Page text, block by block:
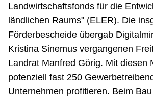
Landwirtschaftsfonds für die
ländlichen Raums" (ELER). Die
Förderbescheide übergab
Kristina Sinemus vergangenen
Landrat Manfred Görig. Mit diesen
potenziell fast 250
Unternehmen profitieren. Beim